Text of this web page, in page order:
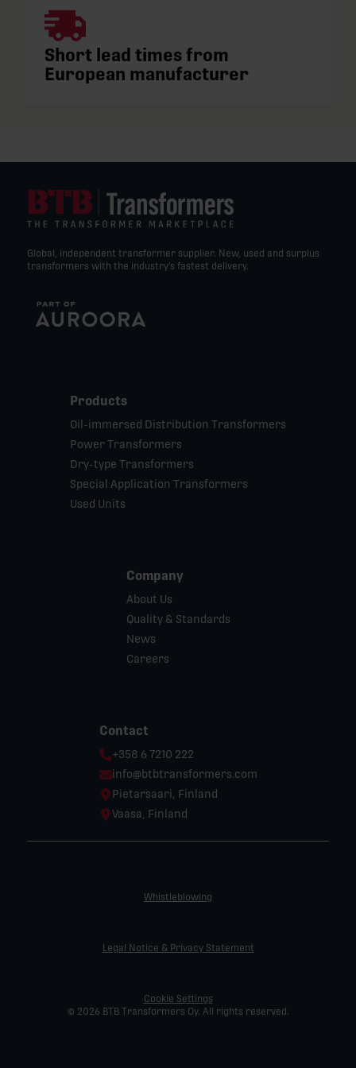
Short lead times from
European manufacturer
Global, independent transformer supplier. New, used and surplus
transformers with the industry’s fastest delivery.
Products
Oil-immersed Distribution Transformers
Power Transformers
Dry-type Transformers
Special Application Transformers
Used Units
Company
About Us
Quality & Standards
News
Careers
Contact
Phone:
+358 6 7210 222
Email:
info@btbtransformers.com
Location:
Pietarsaari, Finland
Location:
Vaasa, Finland
© 2026 BTB Transformers Oy. All rights reserved.
Whistleblowing
Legal Notice & Privacy Statement
Cookie Settings